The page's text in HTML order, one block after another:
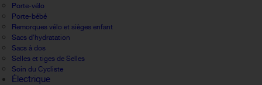
Porte-vélo
Porte-bébé
Remorques vélo et sièges enfant
Sacs d'hydratation
Sacs à dos
Selles et tiges de Selles
Soin du Cycliste
Électrique